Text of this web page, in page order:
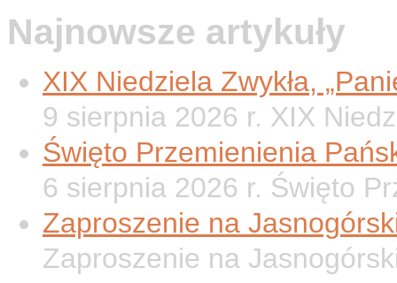
Najnowsze artykuły
XIX Niedziela Zwykła,
9 sierpnia 2026 r. XIX
Święto Przemienienia
6 sierpnia 2026 r. Święto
Zaproszenie na
Zaproszenie na